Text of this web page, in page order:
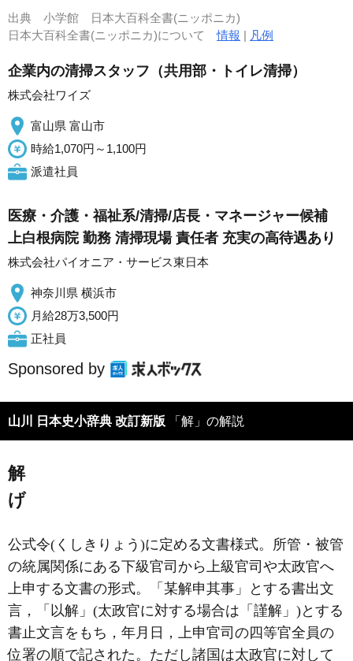
出典 小学館 日本大百科全書(ニッポニカ)
日本大百科全書(ニッポニカ)について情報 | 凡例
企業内の清掃スタッフ（共用部・トイレ清掃）
株式会社ワイズ
富山県 富山市
時給1,070円～1,100円
派遣社員
医療・介護・福祉系/清掃/店長・マネージャー候補
上白根病院 勤務 清掃現場 責任者 充実の高待遇あり
株式会社パイオニア・サービス東日本
神奈川県 横浜市
月給28万3,500円
正社員
Sponsored by
山川 日本史小辞典 改訂新版 「解」の解説
解
げ
公式令(くしきりょう)に定める文書様式。所管・被管
の統属関係にある下級官司から上級官司や太政官へ
上申する文書の形式。「某解申其事」とする書出文
言，「以解」(太政官に対する場合は「謹解」)とする
書止文言をもち，年月日，上申官司の四等官全員の
位署の順で記された。ただし諸国は太政官に対して